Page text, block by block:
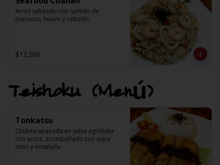
Arroz salteado con surtido de
mariscos, huevo y cebollin
$12.500
Teishoku (Menú)
Tonkatsu
Chuleta apanada en salsa agridulce
con arroz, acompañado con sopa
miso y ensalada